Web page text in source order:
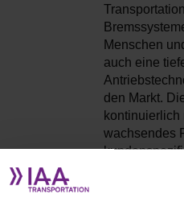
Menschen
auch eine
den Markt.
kontinuierlich
wachsendes